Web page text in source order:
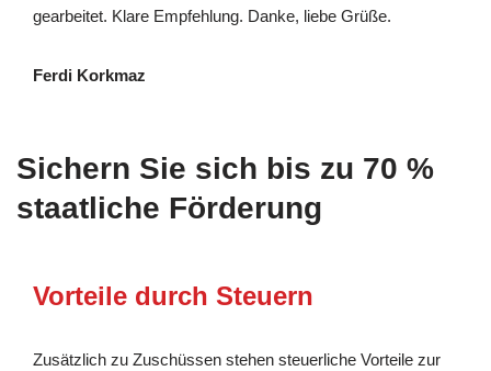
gearbeitet. Klare Empfehlung. Danke, liebe Grüße.
Ferdi Korkmaz
Sichern Sie sich bis zu 70 %
staatliche Förderung
Vorteile durch Steuern
Zusätzlich zu Zuschüssen stehen steuerliche Vorteile zur